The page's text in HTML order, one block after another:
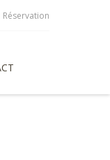
Réservation